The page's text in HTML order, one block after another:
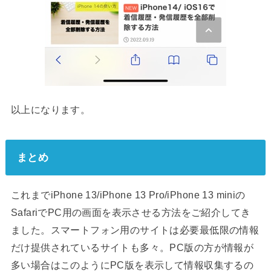
以上になります。
まとめ
これまでiPhone 13/iPhone 13 Pro/iPhone 13 miniの
SafariでPC用の画面を表示させる方法をご紹介してき
ました。スマートフォン用のサイトは必要最低限の情報
だけ提供されているサイトも多々。PC版の方が情報が
多い場合はこのようにPC版を表示して情報収集するの